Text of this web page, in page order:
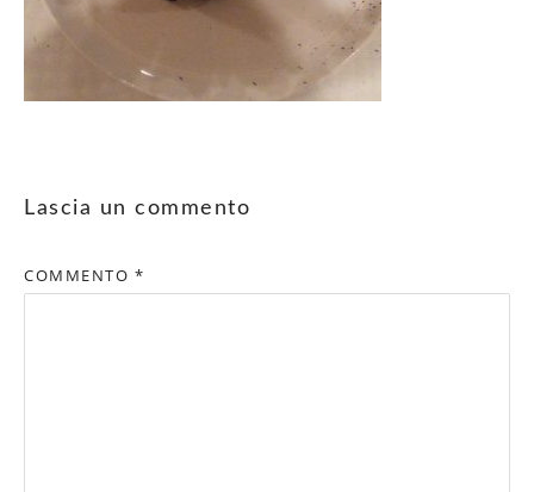
Lascia un commento
COMMENTO *